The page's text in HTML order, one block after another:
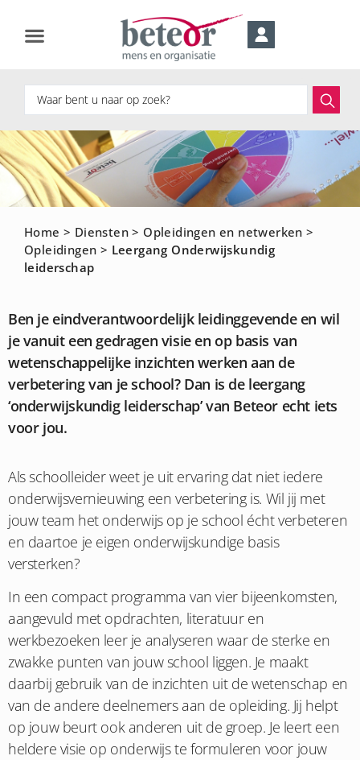
Home > Diensten > Opleidingen en netwerken >
Opleidingen > Leergang Onderwijskundig
leiderschap
Ben je eindverantwoordelijk leidinggevende en wil
je vanuit een gedragen visie en op basis van
wetenschappelijke inzichten werken aan de
verbetering van je school? Dan is de leergang
‘onderwijskundig leiderschap’ van Beteor echt iets
voor jou.
Als schoolleider weet je uit ervaring dat niet iedere
onderwijsvernieuwing een verbetering is. Wil jij met
jouw team het onderwijs op je school écht verbeteren
en daartoe je eigen onderwijskundige basis
versterken?
In een compact programma van vier bijeenkomsten,
aangevuld met opdrachten, literatuur en
werkbezoeken leer je analyseren waar de sterke en
zwakke punten van jouw school liggen. Je maakt
daarbij gebruik van de inzichten uit de wetenschap en
van de andere deelnemers aan de opleiding. Jij helpt
op jouw beurt ook anderen uit de groep. Je leert een
heldere visie op onderwijs te formuleren voor jouw